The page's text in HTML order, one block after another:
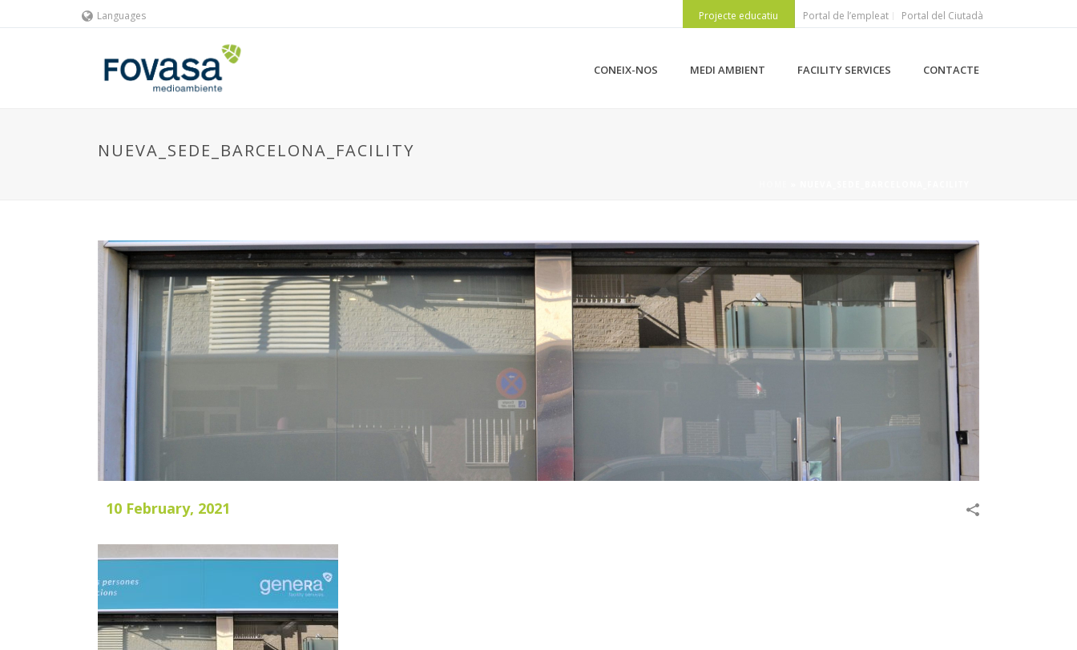
Languages Projecte educatiu Portal de l’empleat Portal del Ciutadà
CONEIX-NOS MEDI AMBIENT FACILITY SERVICES CONTACTE
NUEVA_SEDE_BARCELONA_FACILITY
10 February, 2021